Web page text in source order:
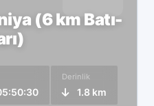
(6 km Batı-
Derinlik
1.8 km